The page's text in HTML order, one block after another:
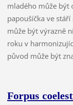
mladého může být
papoušíčka ve
může být výrazně
roku v
původ může být
Forpus